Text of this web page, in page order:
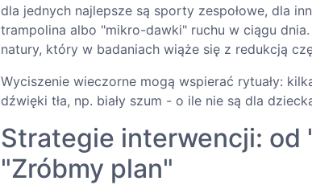
dla jednych najlepsze są sporty zespołowe, dla
trampolina albo "mikro-dawki" ruchu w ciągu
natury, który w badaniach wiąże się z redukcją
Wyciszenie wieczorne mogą wspierać rytuały:
dźwięki tła, np. biały szum - o ile nie są dla
Strategie interwencji: od
"Zróbmy plan"